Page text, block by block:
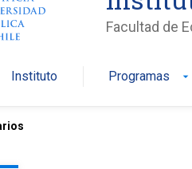
Facultad de
Instituto Programas arrow_drop_down